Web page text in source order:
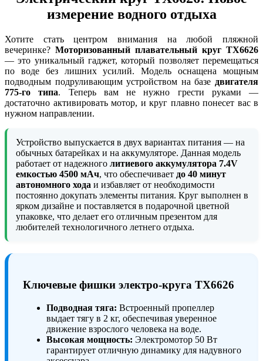
измерение водного отдыха
Хотите стать центром внимания на любой пляжной
вечеринке? Моторизованный плавательный круг TX6626
— это уникальный гаджет, который позволяет перемещаться
по воде без лишних усилий. Модель оснащена мощным
подводным подруливающим устройством на базе двигателя
775-го типа. Теперь вам не нужно грести руками —
достаточно активировать мотор, и круг плавно понесет вас в
нужном направлении.
Устройство выпускается в двух вариантах питания — на
обычных батарейках и на аккумуляторе. Данная модель
работает от надежного литиевого аккумулятора 7.4V
емкостью 4500 мАч, что обеспечивает до 40 минут
автономного хода и избавляет от необходимости
постоянно докупать элементы питания. Круг выполнен в
ярком дизайне и поставляется в подарочной цветной
упаковке, что делает его отличным презентом для
любителей технологичного летнего отдыха.
Ключевые фишки электро-круга TX6626
Подводная тяга: Встроенный пропеллер
выдает тягу в 2 кг, обеспечивая уверенное
движение взрослого человека на воде.
Высокая мощность: Электромотор 50 Вт
гарантирует отличную динамику для надувного